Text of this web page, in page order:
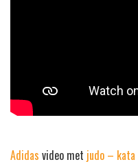
Adidas video met judo – kata